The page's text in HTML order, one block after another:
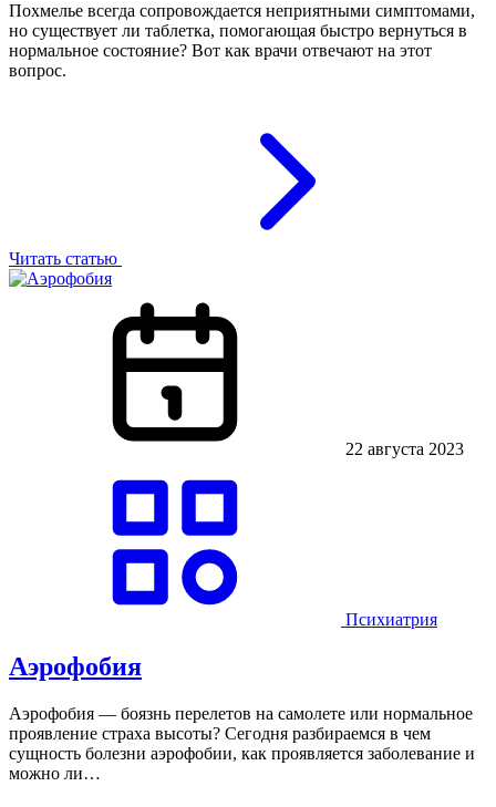
Похмелье всегда сопровождается неприятными симптомами,
но существует ли таблетка, помогающая быстро вернуться в
нормальное состояние? Вот как врачи отвечают на этот
вопрос.
Читать статью
22 августа 2023
Психиатрия
Аэрофобия
Аэрофобия — боязнь перелетов на самолете или нормальное
проявление страха высоты? Сегодня разбираемся в чем
сущность болезни аэрофобии, как проявляется заболевание и
можно ли…